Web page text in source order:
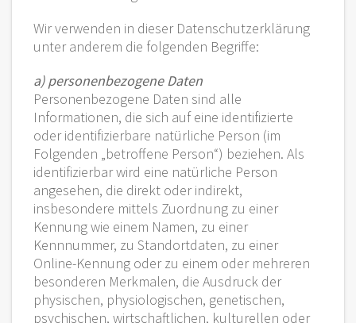
Wir verwenden in dieser Datenschutzerklärung
unter anderem die folgenden Begriffe:
a) personenbezogene Daten
Personenbezogene Daten sind alle
Informationen, die sich auf eine identifizierte
oder identifizierbare natürliche Person (im
Folgenden „betroffene Person“) beziehen. Als
identifizierbar wird eine natürliche Person
angesehen, die direkt oder indirekt,
insbesondere mittels Zuordnung zu einer
Kennung wie einem Namen, zu einer
Kennnummer, zu Standortdaten, zu einer
Online-Kennung oder zu einem oder mehreren
besonderen Merkmalen, die Ausdruck der
physischen, physiologischen, genetischen,
psychischen, wirtschaftlichen, kulturellen oder